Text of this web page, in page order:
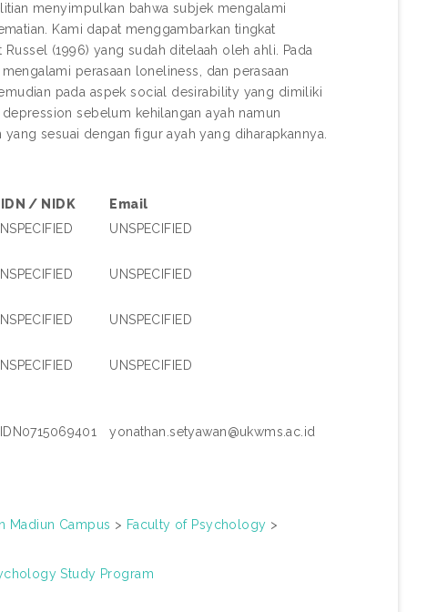
menyimpulkan bahwa subjek mengalami
Kami dapat menggambarkan tingkat
(1996) yang sudah ditelaah oleh ahli. Pada
perasaan loneliness, dan perasaan
pada aspek social desirability yang dimiliki
sebelum kehilangan ayah namun
sesuai dengan figur ayah yang diharapkannya.
/ NIDK
Email
UNSPECIFIED
UNSPECIFIED
UNSPECIFIED
UNSPECIFIED
yonathan.setyawan@ukwms.ac.id
Madiun Campus > Faculty of Psychology >
Study Program